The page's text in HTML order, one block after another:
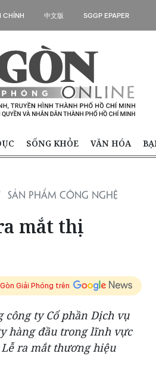
CHÍNH 中文版 SGGP EPAPER
SỐNG KHỎE VĂN HÓA
SẢN PHẨM CÔNG NGHỆ
mắt thị
Giải Phóng trên
công ty Cổ phần Dịch vụ
hàng đầu trong lĩnh vực
ra mắt thương hiệu